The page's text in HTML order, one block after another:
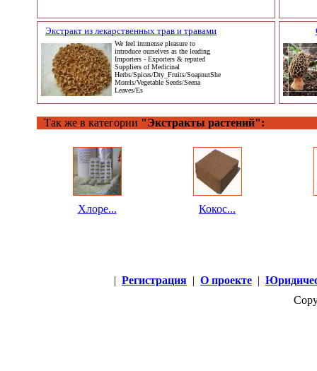
Экстракт из лекарственных трав и травами
We feel immense pleasure to
introduce ourselves as the leading
Importers - Exporters & reputed
Suppliers of Medicinal
Herbs/Spices/Dry_Fruits/SoapnutShells/Black
Morels/Vegetable Seeds/Seena
Leaves/Es
Так же в категории "Экстракты растений":
Хлоре... Кокос...
| Регистрация | О проекте |